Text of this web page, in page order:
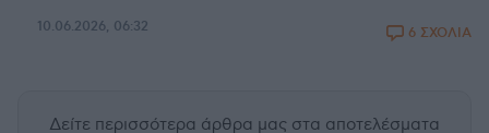
10.06.2026, 06:32 6 ΣΧΟΛΙΑ
Δείτε περισσότερα άρθρα μας στα αποτελέσματα